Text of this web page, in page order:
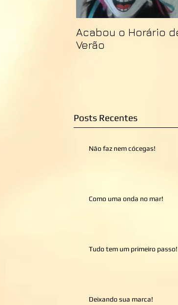
Acabou o Horário
Verão
Posts Recentes
Não faz nem cócegas!
Como uma onda no mar!
Tudo tem um primeiro passo!
Deixando sua marca!